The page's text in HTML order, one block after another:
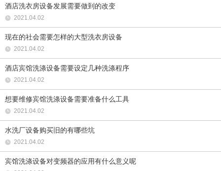
酒店洗衣房设备发展需要做到的改变
2021.04.02
现在的社会需要怎样的大型洗衣房设备
2021.04.02
酒店宾馆洗涤设备需要设定几种洗涤程序
2021.04.02
想要维修宾馆洗涤设备需要准备什么工具
2021.04.02
水洗厂设备购买旧的有哪些坑
2021.04.02
宾馆洗涤设备对变频器的应用有什么意义呢